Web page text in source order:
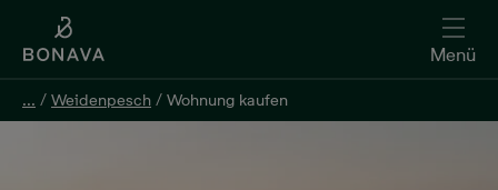
Menü
... / Weidenpesch / Wohnung kaufen